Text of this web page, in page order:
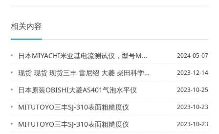
相关内容
日本MIYACHI米亚基电流测试仪，型号MM-601B-00-00（配MA-52... 2024-05-07
现货 现货 现货三丰 雷尼绍 大菱 柴田科学 小野等各品牌现货供应 2023-12-14
日本原装OBISHI大菱AS401气泡水平仪 2023-10-25
MITUTOYO三丰SJ-310表面粗糙度仪 2023-10-23
MITUTOYO三丰SJ-310表面粗糙度仪 2023-10-23